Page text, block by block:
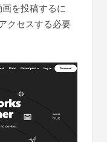
画を投稿するに
クセスする必要